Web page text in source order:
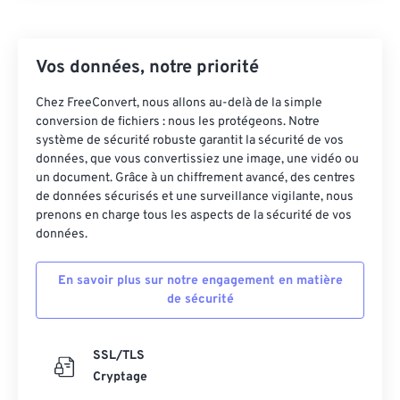
notre outilNEF vers JPG . Cependant, les fichiers
NEF doivent être traités avant d'être convertis en
JPG.
Développé par :Nikon, Inc.
Version initiale :2002
Liens utiles:
explore/a/products-and-innovation/nikon-electronic-
Vos données, notre priorité
Chez FreeConvert, nous allons au-delà de la simple
conversion de fichiers : nous les protégeons. Notre
système de sécurité robuste garantit la sécurité de vos
données, que vous convertissiez une image, une vidéo ou
un document. Grâce à un chiffrement avancé, des centres
de données sécurisés et une surveillance vigilante, nous
prenons en charge tous les aspects de la sécurité de vos
données.
En savoir plus sur notre engagement en matière
de sécurité
SSL/TLS
Cryptage